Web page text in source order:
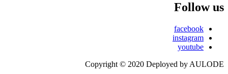
Follow us
facebook
instagram
youtube
Copyright © 2020 Deployed by AULODE